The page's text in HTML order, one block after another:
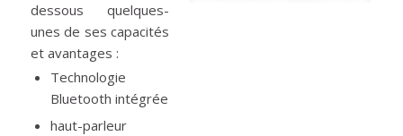
dessous quelques-
unes de ses capacités
et avantages :
Technologie
Bluetooth intégrée
haut-parleur